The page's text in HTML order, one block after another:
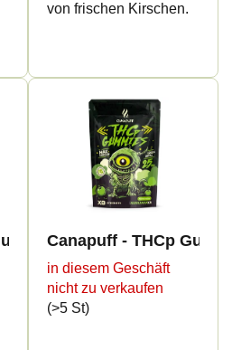
von frischen Kirschen.
- Strawberry
Canapuff - THCp
in diesem Geschäft
nicht zu verkaufen
(>5 St)